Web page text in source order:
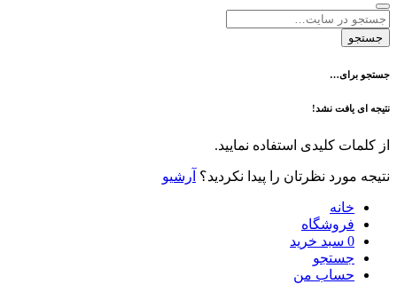
نشد!
کلیدی استفاده نمایید.
نظرتان را پیدا نکردید؟ آرشیو
سبد خرید
من